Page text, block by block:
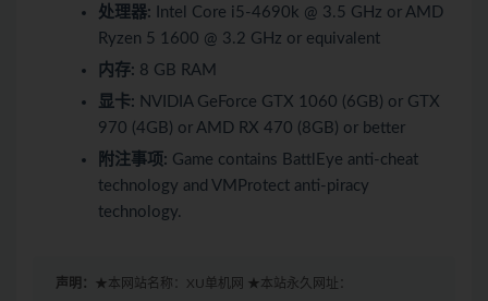
处理器: Intel Core i5-4690k @ 3.5 GHz or AMD
Ryzen 5 1600 @ 3.2 GHz or equivalent
内存: 8 GB RAM
显卡: NVIDIA GeForce GTX 1060 (6GB) or GTX
970 (4GB) or AMD RX 470 (8GB) or better
附注事项: Game contains BattlEye anti-cheat
technology and VMProtect anti-piracy
technology.
声明： ★本网站名称：XU单机网 ★本站永久网址：